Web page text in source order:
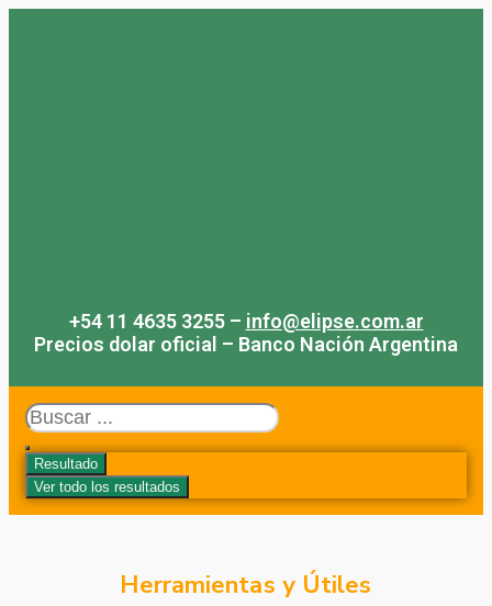
+54 11 4635 3255 – info@elipse.com.ar
Precios dolar oficial – Banco Nación Argentina
Search
...
Resultado
Ver todo los resultados
Herramientas y Útiles